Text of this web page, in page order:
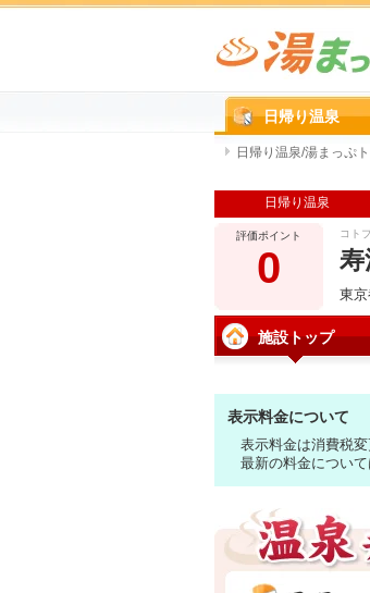
日帰り温泉
日帰り温泉/湯まっぷ
日帰り温泉
評価ポイント
0
コト
寿
東
施設トップ
表示料金について
表示料金は消費税
最新の料金につい